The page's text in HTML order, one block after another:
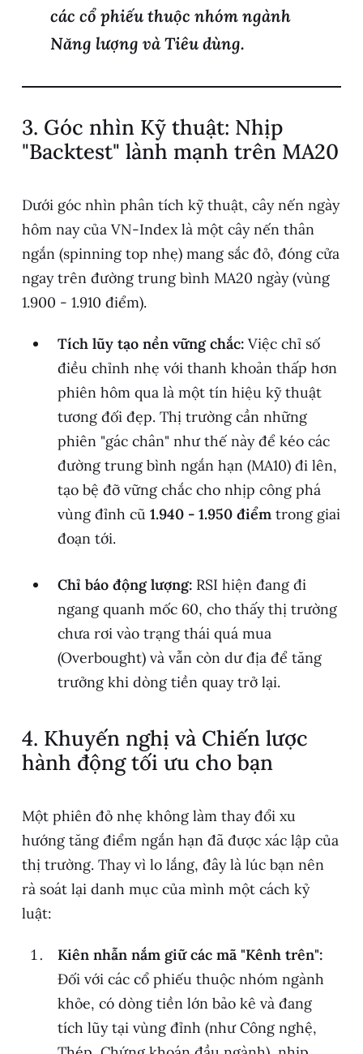
các cổ phiếu thuộc nhóm ngành
Năng lượng và Tiêu dùng.
3. Góc nhìn Kỹ thuật: Nhịp
"Backtest" lành mạnh trên MA20
Dưới góc nhìn phân tích kỹ thuật, cây nến ngày
hôm nay của VN-Index là một cây nến thân
ngắn (spinning top nhẹ) mang sắc đỏ, đóng cửa
ngay trên đường trung bình MA20 ngày (vùng
1.900 - 1.910 điểm).
Tích lũy tạo nền vững chắc:Việc chỉ số
điều chỉnh nhẹ với thanh khoản thấp hơn
phiên hôm qua là một tín hiệu kỹ thuật
tương đối đẹp. Thị trường cần những
phiên "gác chân" như thế này để kéo các
đường trung bình ngắn hạn (MA10) đi lên,
tạo bệ đỡ vững chắc cho nhịp công phá
vùng đỉnh cũ 1.940 - 1.950 điểmtrong giai
đoạn tới.
Chỉ báo động lượng:RSI hiện đang đi
ngang quanh mốc 60, cho thấy thị trường
chưa rơi vào trạng thái quá mua
(Overbought) và vẫn còn dư địa để tăng
trưởng khi dòng tiền quay trở lại.
4. Khuyến nghị và Chiến lược
hành động tối ưu cho bạn
Một phiên đỏ nhẹ không làm thay đổi xu
hướng tăng điểm ngắn hạn đã được xác lập của
thị trường. Thay vì lo lắng, đây là lúc bạn nên
rà soát lại danh mục của mình một cách kỷ
luật:
Kiên nhẫn nắm giữ các mã "Kênh trên":
Đối với các cổ phiếu thuộc nhóm ngành
khỏe, có dòng tiền lớn bảo kê và đang
tích lũy tại vùng đỉnh (như Công nghệ,